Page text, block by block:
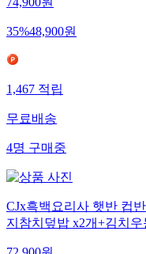
74,900원
35%48,900원
1,467적립
무료배송
4명구매중
CJx흑백요리사 햇반 컵
지참치덮밥 x2개+김치